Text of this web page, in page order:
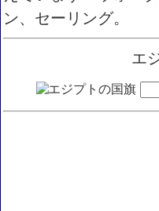
ン、セーリング。
エ